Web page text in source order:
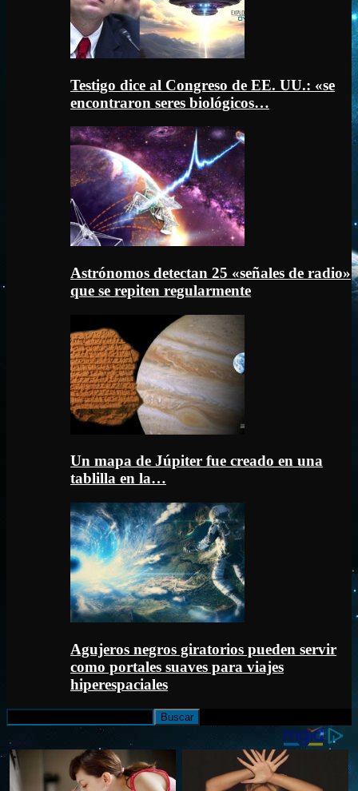
Testigo dice al Congreso de EE. UU.: «se
encontraron seres biológicos…
Astrónomos detectan 25 «señales de radio»
que se repiten regularmente
Un mapa de Júpiter fue creado en una
tablilla en la…
Agujeros negros giratorios pueden servir
como portales suaves para viajes
hiperespaciales